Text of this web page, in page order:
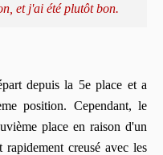
et j'ai été plutôt bon.
depuis la 5e place et a
position. Cependant, le
place en raison d'un
rapidement creusé avec les